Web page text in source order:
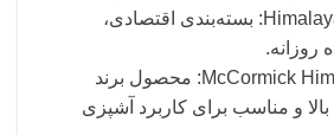
• Himalayan Pink Salt ۱ kg: بسته‌بندی اقتصادی،
روزانه.
• McCormick Himalayan Pink Salt: محصول برند
و مناسب برای کاربرد آشپزی